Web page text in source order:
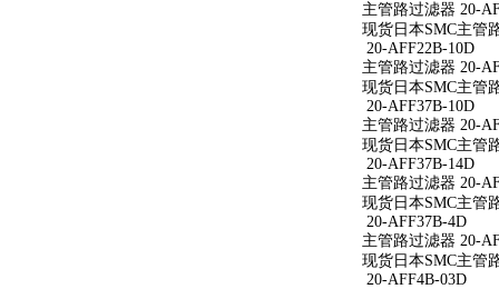
主管路过滤器 20-
现货日本SMC主管
20-AFF22B-10D
主管路过滤器 20-
现货日本SMC主管
20-AFF37B-10D
主管路过滤器 20-
现货日本SMC主管
20-AFF37B-14D
主管路过滤器 20-
现货日本SMC主管
20-AFF37B-4D
主管路过滤器 20-
现货日本SMC主管
20-AFF4B-03D